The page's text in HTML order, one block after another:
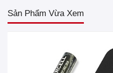
Sản Phẩm Vừa Xem